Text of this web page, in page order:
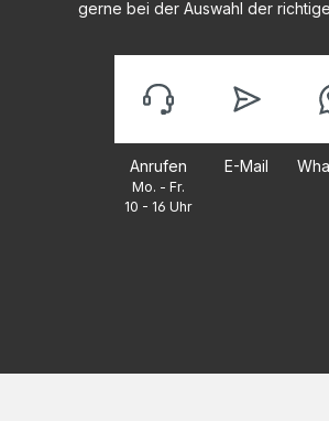
gerne bei der Auswahl der
Anrufen
Mo. - Fr.
10 - 16 Uhr
E-Mail